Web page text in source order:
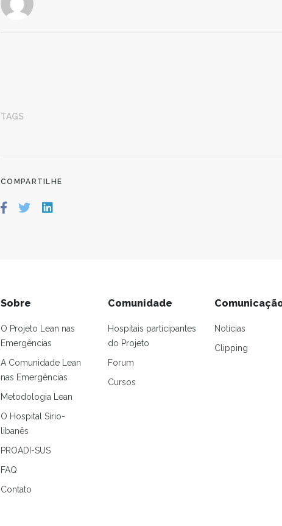
TAGS
COMPARTILHE
Sobre
O Projeto Lean nas
Emergências
A Comunidade Lean
nas Emergências
Metodologia Lean
O Hospital Sírio-
libanês
PROADI-SUS
FAQ
Contato
Comunidade
Hospitais participantes
do Projeto
Forum
Cursos
Notícias
Clipping